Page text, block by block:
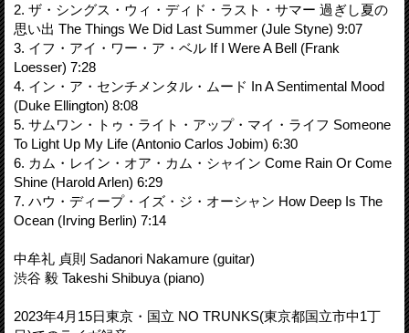
2. ザ・シングス・ウィ・ディド・ラスト・サマー 過ぎし夏の
思い出 The Things We Did Last Summer (Jule Styne) 9:07
3. イフ・アイ・ワー・ア・ベル If I Were A Bell (Frank
Loesser) 7:28
4. イン・ア・センチメンタル・ムード In A Sentimental Mood
(Duke Ellington) 8:08
5. サムワン・トゥ・ライト・アップ・マイ・ライフ Someone
To Light Up My Life (Antonio Carlos Jobim) 6:30
6. カム・レイン・オア・カム・シャイン Come Rain Or Come
Shine (Harold Arlen) 6:29
7. ハウ・ディープ・イズ・ジ・オーシャン How Deep Is The
Ocean (Irving Berlin) 7:14
中牟礼 貞則 Sadanori Nakamure (guitar)
渋谷 毅 Takeshi Shibuya (piano)
2023年4月15日東京・国立 NO TRUNKS(東京都国立市中1丁